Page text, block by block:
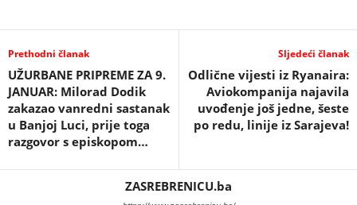
Prethodni članak
UŽURBANE PRIPREME ZA 9.
JANUAR: Milorad Dodik
zakazao vanredni sastanak
u Banjoj Luci, prije toga
razgovor s episkopom…
Sljedeći članak
Odlične vijesti iz Ryanaira:
Aviokompanija najavila
uvođenje još jedne, šeste
po redu, linije iz Sarajeva!
ZASREBRENICU.ba